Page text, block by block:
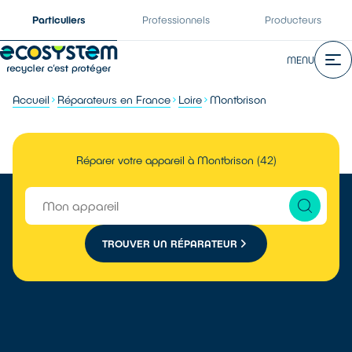
Particuliers Professionnels Producteurs
MENU
Accueil Réparateurs en France Loire Montbrison
Réparer votre appareil à Montbrison (42)
TROUVER UN RÉPARATEUR